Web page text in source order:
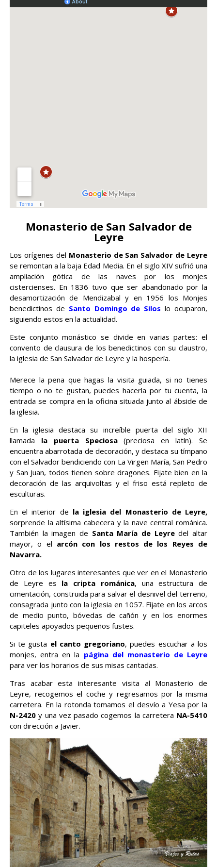
Monasterio de San Salvador de
Leyre
Los orígenes del Monasterio de San Salvador de Leyre
se remontan a la baja Edad Media. En el siglo XIV sufrió una
ampliación gótica de las naves por los monjes
cistercienses. En 1836 tuvo que ser abandonado por la
desamortización de Mendizabal y en 1956 los Monjes
benedictinos de Santo Domingo de Silos lo ocuparon,
siguiendo estos en la actualidad.
Este conjunto monástico se divide en varias partes: el
convento de clausura de los benedictinos con su claustro,
la iglesia de San Salvador de Leyre y la hospería.
Merece la pena que hagas la visita guiada, si no tienes
tiempo o no te gustan, puedes hacerla por tu cuenta, la
entrada se compra en la oficina situada junto al ábside de
la iglesia.
En la iglesia destaca su increíble puerta del siglo XII
llamada la puerta Speciosa(preciosa en latín). Se
encuentra abarrotada de decoración, y destaca su tímpano
con el Salvador bendiciendo con La Virgen María, San Pedro
y San Juan, todos tienen sobre dragones. Fijate bien en la
decoración de las arquivoltas y el friso está repleto de
esculturas.
En el interior de la iglesia del Monasterio de Leyre,
sorprende la altísima cabecera y la nave central románica.
También la imagen de Santa María de Leyredel altar
mayor, o el arcón con los restos de los Reyes de
Navarra.
Otro de los lugares interesantes que ver en el Monasterio
de Leyre es la cripta románica, una estructura de
cimentación, construida para salvar el desnivel del terreno,
consagrada junto con la iglesia en 1057. Fíjate en los arcos
de medio punto, bóvedas de cañón y en los enormes
capiteles apoyados pequeños fustes.
Si te gusta el canto gregoriano, puedes escuchar a los
monjes, entra en la página del monasterio de Leyre
para ver los horarios de sus misas cantadas.
Tras acabar esta interesante visita al Monasterio de
Leyre, recogemos el coche y regresamos por la misma
carretera. En la rotonda tomamos el desvío a Yesa por la
N-2420y una vez pasado cogemos la carretera NA-5410
con dirección a Javier.